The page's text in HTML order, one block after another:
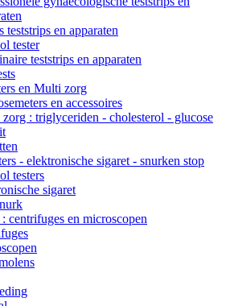
teststrips en apparaten
tester
teststrips en apparaten
en Multi zorg
en accessoires
: triglyceriden - cholesterol - glucose
- elektronische sigaret - snurken stop
testers
sigaret
centrifuges en microscopen